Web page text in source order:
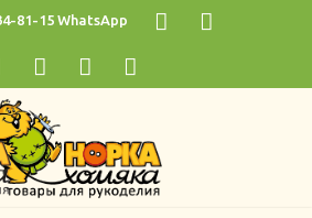
81-15 WhatsApp